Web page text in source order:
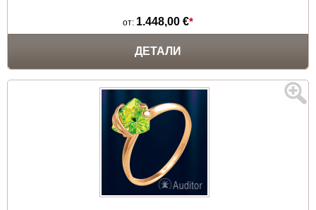
от: 1.448,00 €*
ДЕТАЛИ